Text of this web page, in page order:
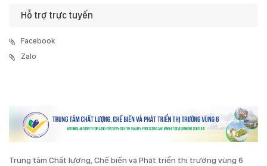
Hỗ trợ trực tuyến
Facebook
Zalo
Trung tâm Chất lượng, Chế biến và Phát triển thị trường vùng 6